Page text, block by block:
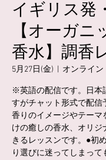
イギリス発
【オーガニ
香水】調香
5月27日(金)
  |
オンライン
※英語の配信です。日本
すがチャット形式で配信
香りのイメージやテーマ
けの癒しの香水、オリジ
きるレッスンです。●初
り選びに迷ってしまって